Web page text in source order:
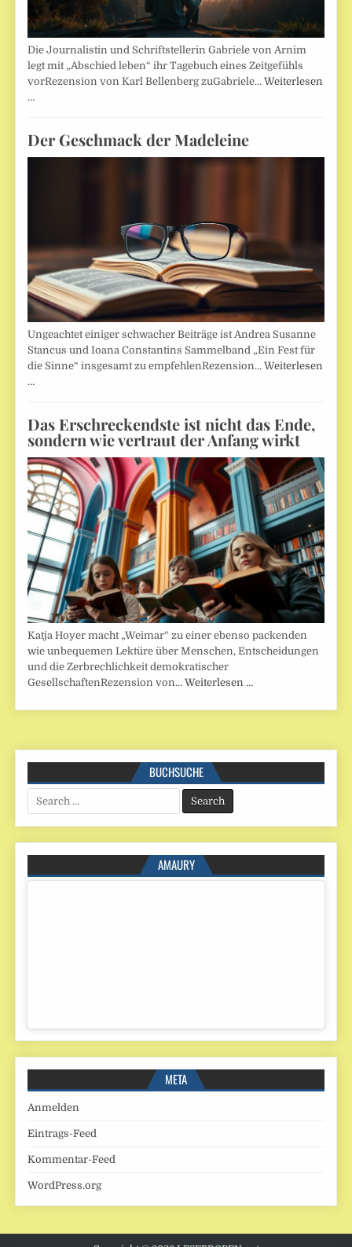
Die Journalistin und Schriftstellerin Gabriele von Arnim
legt mit „Abschied leben“ ihr Tagebuch eines Zeitgefühls
vorRezension von Karl Bellenberg zuGabriele…Weiterlesen
…
Der Geschmack der Madeleine
Ungeachtet einiger schwacher Beiträge ist Andrea Susanne
Stancus und Ioana Constantins Sammelband „Ein Fest für
die Sinne“ insgesamt zu empfehlenRezension…Weiterlesen
…
Das Erschreckendste ist nicht das Ende,
sondern wie vertraut der Anfang wirkt
Katja Hoyer macht „Weimar“ zu einer ebenso packenden
wie unbequemen Lektüre über Menschen, Entscheidungen
und die Zerbrechlichkeit demokratischer
GesellschaftenRezension von…Weiterlesen …
BUCHSUCHE
Search
for:
AMAURY
META
Anmelden
Eintrags-Feed
Kommentar-Feed
WordPress.org